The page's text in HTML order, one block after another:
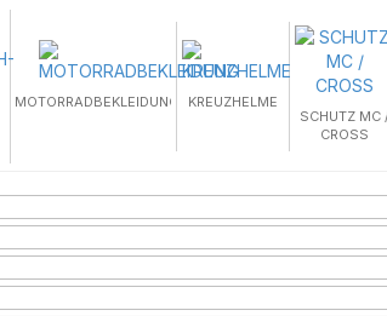
MOTORRADBEKLEIDUNG
KREUZHELME
SCHUTZ MC
CROSS